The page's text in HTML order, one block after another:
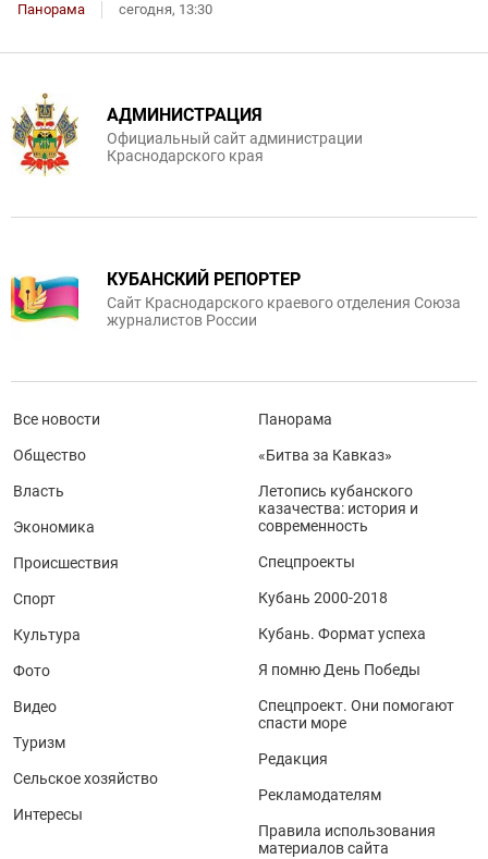
Панорама сегодня, 13:30
АДМИНИСТРАЦИЯ
Официальный сайт администрации
Краснодарского края
КУБАНСКИЙ РЕПОРТЕР
Сайт Краснодарского краевого отделения Союза
журналистов России
Все новости
Общество
Власть
Экономика
Происшествия
Спорт
Культура
Фото
Видео
Туризм
Сельское хозяйство
Интересы
Панорама
«Битва за Кавказ»
Летопись кубанского
казачества: история и
современность
Спецпроекты
Кубань 2000-2018
Кубань. Формат успеха
Я помню День Победы
Спецпроект. Они помогают
спасти море
Редакция
Рекламодателям
Правила использования
материалов сайта